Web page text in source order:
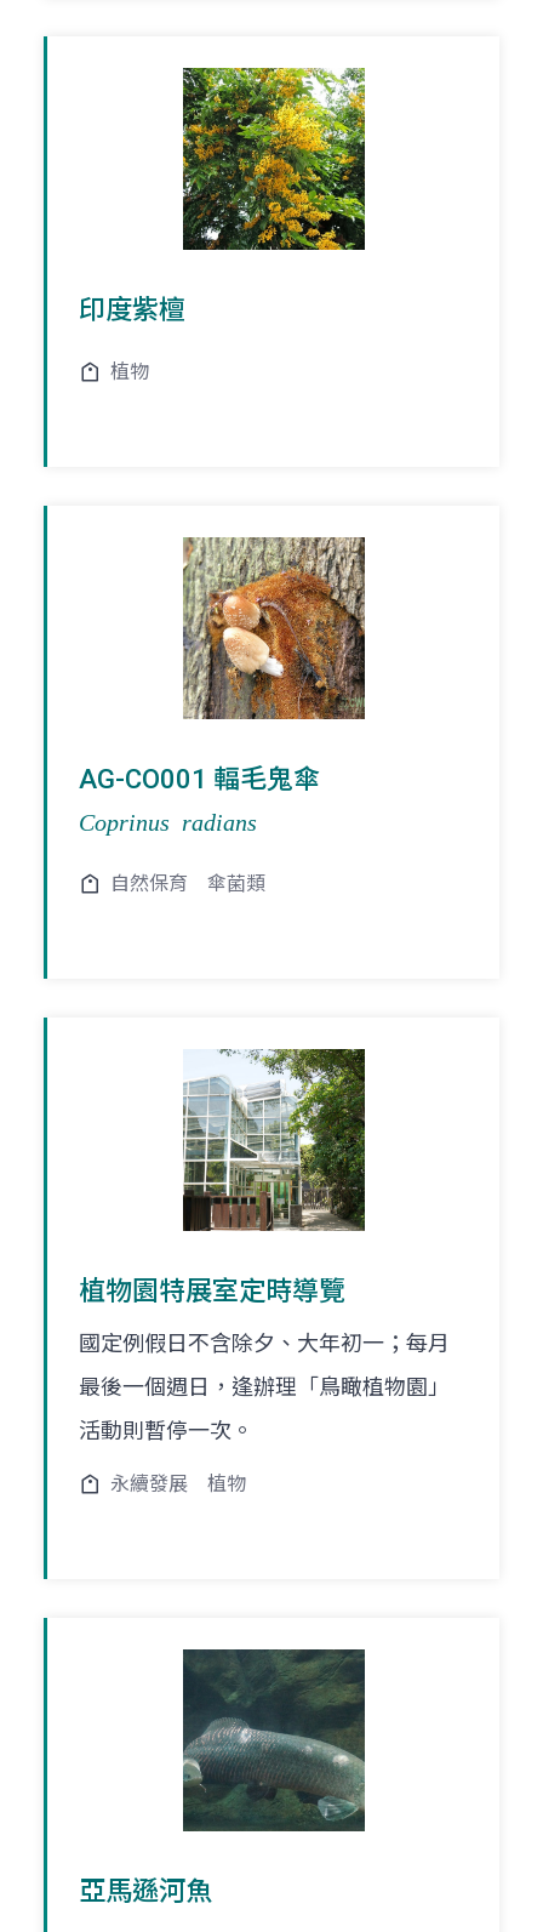
印度紫檀
植物
AG-CO001 輻毛鬼傘
Coprinus radians
自然保育 傘菌類
植物園特展室定時導覽
國定例假日不含除夕、大年初一；每月
最後一個週日，逢辦理「鳥瞰植物園」
活動則暫停一次。
永續發展 植物
亞馬遜河魚